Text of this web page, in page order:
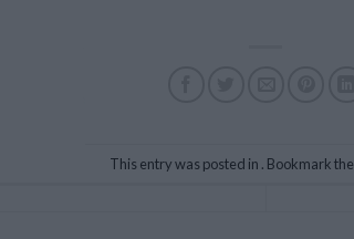
This entry was posted in . Bookmark the